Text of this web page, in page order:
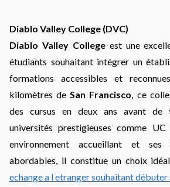
Diablo Valley College (DVC)
Diablo Valley Collegeest une
étudiants souhaitant intégrer un
formations accessibles et
kilomètres deSan Francisco, ce
des cursus en deux ans avant de
universités prestigieuses comme
environnement accueillant et
abordables, il constitue un choix
echange a l etranger souhaitant débuter